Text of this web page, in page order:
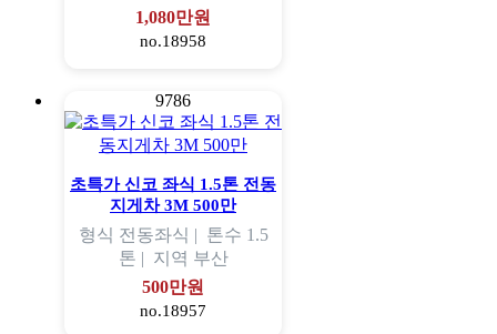
1,080만원
no.18958
9786
초특가 신코 좌식 1.5톤 전동
지게차 3M 500만
형식 전동좌식 | 톤수 1.5
톤 | 지역 부산
500만원
no.18957